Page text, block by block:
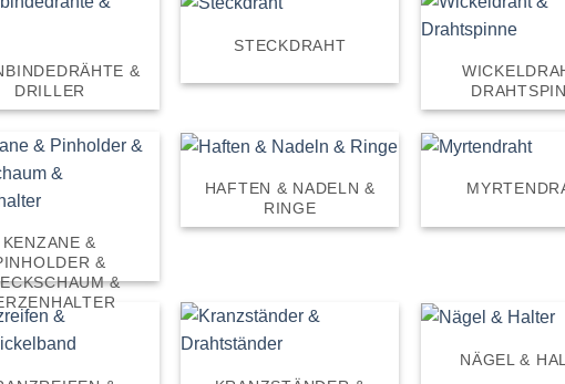
&
DRILLER
STECKDRAHT
KENZANE &
&
&
HAFTEN & NADELN &
RINGE
NÄGEL &